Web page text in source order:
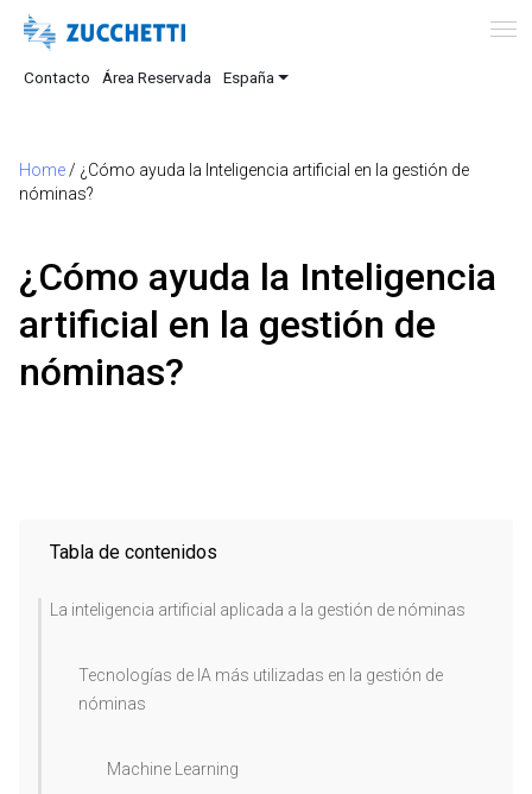
Contacto Área Reservada España
Home / ¿Cómo ayuda la Inteligencia artificial en la gestión de
nóminas?
¿Cómo ayuda la Inteligencia
artificial en la gestión de
nóminas?
Tabla de contenidos
La inteligencia artificial aplicada a la gestión de nóminas
Tecnologías de IA más utilizadas en la gestión de
nóminas
Machine Learning